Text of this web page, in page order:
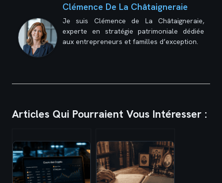
Clémence De La Châtaigneraie
Je suis Clémence de La Châtaigneraie,
experte en stratégie patrimoniale dédiée
aux entrepreneurs et familles d’exception.
Articles Qui Pourraient Vous Intéresser :